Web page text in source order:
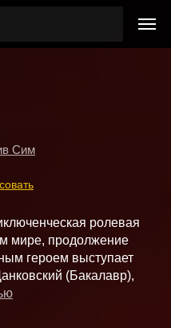
Сим
ролевая
мире, продолжение
героем выступает
(Бакалавр),